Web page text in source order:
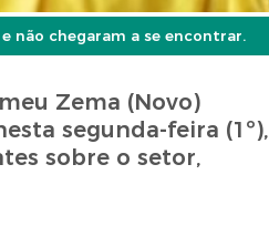
não chegaram a se encontrar.
Zema (Novo)
segunda-feira (1º),
sobre o setor,